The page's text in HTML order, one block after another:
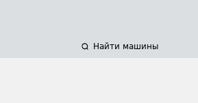
Найти машины